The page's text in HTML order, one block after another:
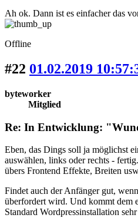
Ah ok. Dann ist es einfacher das
Offline
#22 01.02.2019
byteworker
Mitglied
Re: In Entwicklung:
Eben, das Dings soll ja möglichst
auswählen, links oder rechts -
übers Frontend Effekte, Breiten
Findet auch der Anfänger gut,
überfordert wird. Und kommt dem
Standard Wordpressinstallation sehr